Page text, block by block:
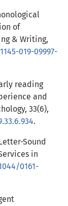
of
& Writing,
019-09997-
reading
and
33(6),
.
Sound
in
0161-